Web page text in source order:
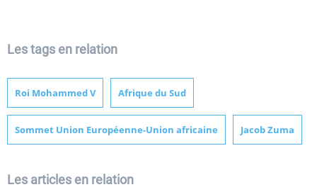
Les tags en relation
Roi Mohammed V Afrique du Sud
Sommet Union Européenne-Union africaine Jacob Zuma
Les articles en relation